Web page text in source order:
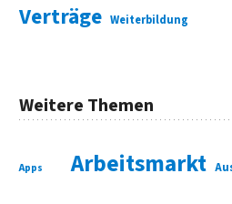
Verträge Weiterbildung
Weitere Themen
Apps Arbeitsmarkt